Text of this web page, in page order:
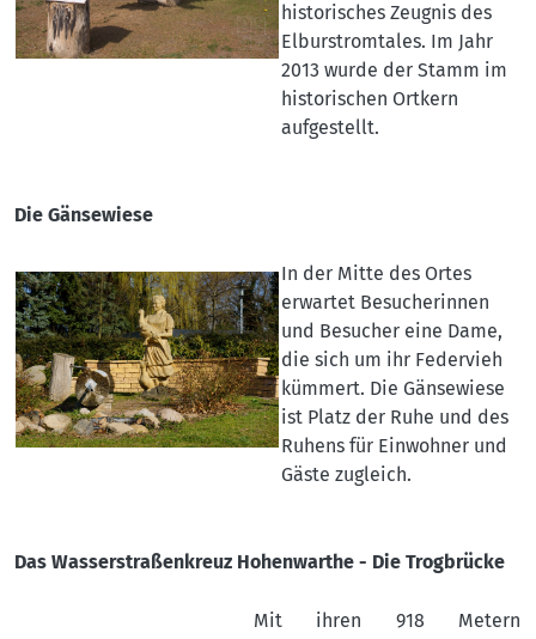
historisches Zeugnis des
Elburstromtales. Im Jahr
2013 wurde der Stamm im
historischen Ortkern
aufgestellt.
Die Gänsewiese
In der Mitte des Ortes
erwartet Besucherinnen
und Besucher eine Dame,
die sich um ihr Federvieh
kümmert. Die Gänsewiese
ist Platz der Ruhe und des
Ruhens für Einwohner und
Gäste zugleich.
Das Wasserstraßenkreuz Hohenwarthe - Die Trogbrücke
Mit ihren 918 Metern